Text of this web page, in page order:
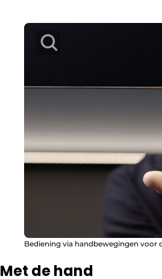
Bediening via handbewegingen voor
Met de hand